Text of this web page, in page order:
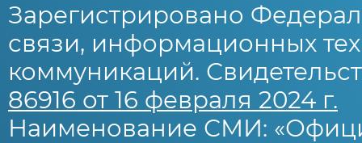
Зарегистрировано
связи, информационных
коммуникаций.
86916 от 16 февраля 2024 г.
Наименование СМИ: